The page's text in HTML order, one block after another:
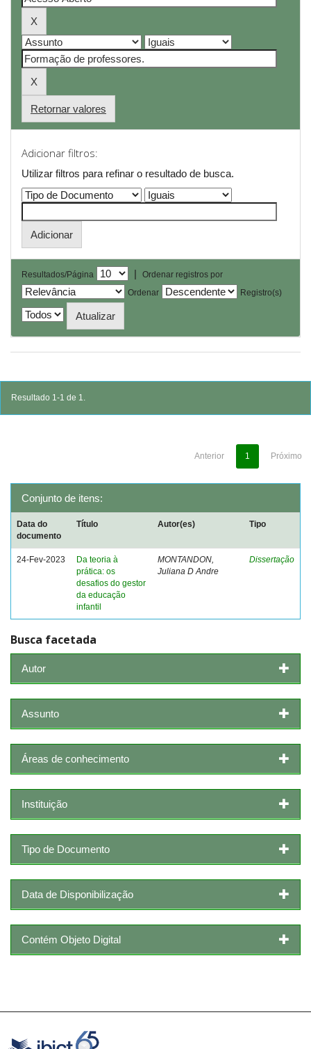
Retornar valores
Adicionar filtros:
Utilizar filtros para refinar o resultado de busca.
Resultados/Página |
Ordenar registros por
Ordenar
Registro(s)
Resultado 1-1 de 1.
Anterior 1 Próximo
Conjunto de itens:
Data do
documento
Título Autor(es) Tipo
24-Fev-2023
Da teoria à
prática: os
desafios do gestor
da educação
infantil
MONTANDON,
Juliana D Andre
Dissertação
Busca facetada
Autor
Assunto
Áreas de conhecimento
Instituição
Tipo de Documento
Data de Disponibilização
Contém Objeto Digital